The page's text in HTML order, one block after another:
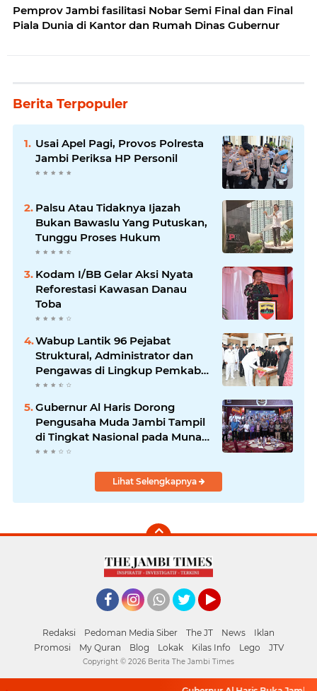
Pemprov Jambi fasilitasi Nobar Semi Final dan Final
Piala Dunia di Kantor dan Rumah Dinas Gubernur
Berita Terpopuler
Usai Apel Pagi, Provos Polresta
Jambi Periksa HP Personil
Palsu Atau Tidaknya Ijazah
Bukan Bawaslu Yang Putuskan,
Tunggu Proses Hukum
Kodam I/BB Gelar Aksi Nyata
Reforestasi Kawasan Danau
Toba
Wabup Lantik 96 Pejabat
Struktural, Administrator dan
Pengawas di Lingkup Pemkab
Tanjabtim
Gubernur Al Haris Dorong
Pengusaha Muda Jambi Tampil
di Tingkat Nasional pada Munas
HIPMI ke-18
Lihat Selengkapnya
Redaksi Pedoman Media Siber The JT News
Iklan
Promosi
My Quran Blog Lokak Kilas Info Lego JTV
Copyright © 2026 Berita The Jambi Times